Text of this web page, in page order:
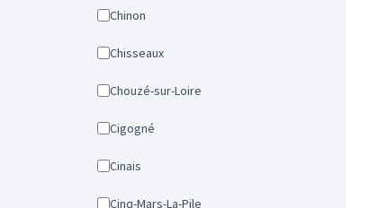
Chinon
Chisseaux
Chouzé-sur-Loire
Cigogné
Cinais
Cinq-Mars-La-Pile